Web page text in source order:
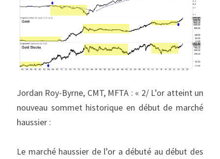
Jordan Roy-Byrne, CMT, MFTA : « 2/ L’or atteint un
nouveau sommet historique en début de marché
haussier :
Le marché haussier de l’or a débuté au début des